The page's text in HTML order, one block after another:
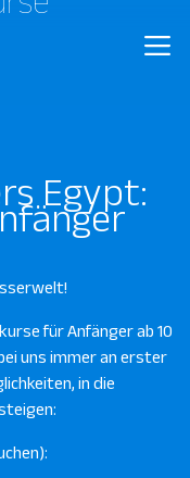
Egypt:
für Anfänger ab 10
uns immer an erster
in die